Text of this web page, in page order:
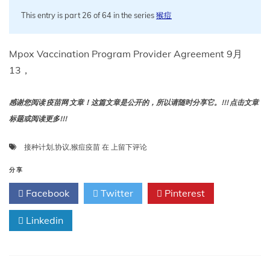
This entry is part 26 of 64 in the series猴痘
Mpox Vaccination Program Provider Agreement 9月
13，
感谢您阅读 疫苗网 文章！这篇文章是公开的，所以请随时分享它。!!! 点击文章
标题或阅读更多!!!
接种计划,协议,猴痘疫苗 在 猴
苗
接
种
上留下评论
分享
Facebook Twitter Pinterest
Linkedin